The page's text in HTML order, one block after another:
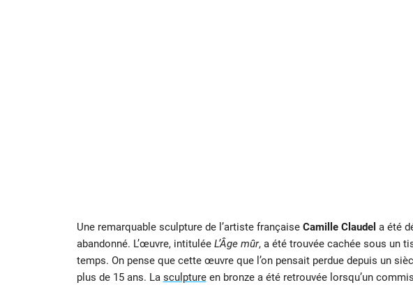
Une remarquable sculpture de l’artiste française Camille Claudel a été
abandonné. L’œuvre, intitulée L’Âge mûr, a été trouvée cachée sous un
temps. On pense que cette œuvre que l’on pensait perdue depuis un
plus de 15 ans. La sculptureen bronze a été retrouvée lorsqu’un